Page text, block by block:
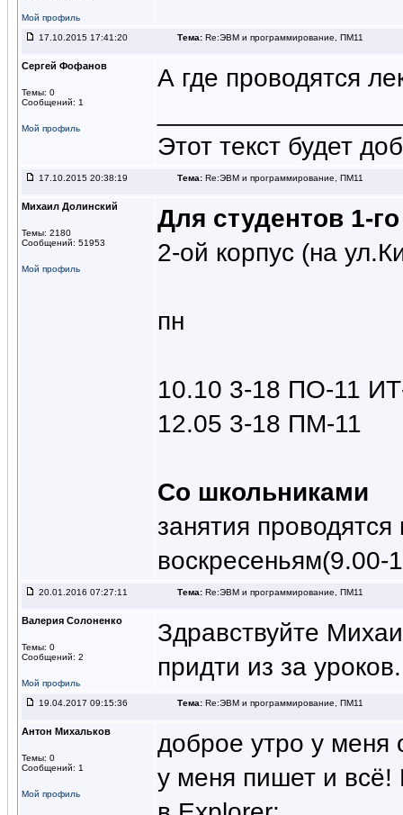
Мой профиль
17.10.2015 17:41:20 Тема: Re:ЭВМ и программирование, ПМ11
Сергей Фофанов
Темы: 0
Сообщений: 1
Мой профиль
А где проводятся
Этот текст будет
17.10.2015 20:38:19 Тема: Re:ЭВМ и программирование, ПМ11
Михаил Долинский
Темы: 2180
Сообщений: 51953
Мой профиль
Для студентов 1-
2-ой корпус (на
пн
10.10 3-18 ПО-11
12.05 3-18 ПМ-11
Со школьниками
занятия
20.01.2016 07:27:11 Тема: Re:ЭВМ и программирование, ПМ11
Валерия Солоненко
Темы: 0
Сообщений: 2
Мой профиль
Здравствуйте
придти из за
19.04.2017 09:15:36 Тема: Re:ЭВМ и программирование, ПМ11
Антон Михальков
Темы: 0
Сообщений: 1
Мой профиль
доброе утро у
у меня пишет и всё!